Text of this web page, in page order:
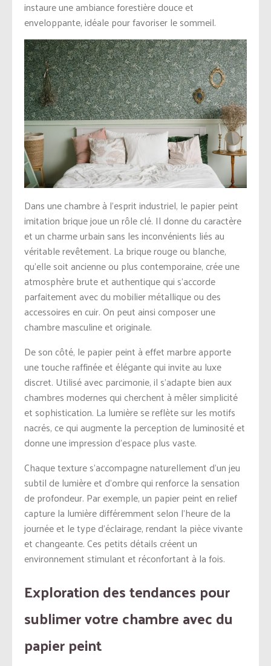
instaure une ambiance forestière douce et
enveloppante, idéale pour favoriser le sommeil.
Dans une chambre à l’esprit industriel, le papier peint
imitation brique joue un rôle clé. Il donne du caractère
et un charme urbain sans les inconvénients liés au
véritable revêtement. La brique rouge ou blanche,
qu’elle soit ancienne ou plus contemporaine, crée une
atmosphère brute et authentique qui s’accorde
parfaitement avec du mobilier métallique ou des
accessoires en cuir. On peut ainsi composer une
chambre masculine et originale.
De son côté, le papier peint à effet marbre apporte
une touche raffinée et élégante qui invite au luxe
discret. Utilisé avec parcimonie, il s’adapte bien aux
chambres modernes qui cherchent à mêler simplicité
et sophistication. La lumière se reflète sur les motifs
nacrés, ce qui augmente la perception de luminosité et
donne une impression d’espace plus vaste.
Chaque texture s’accompagne naturellement d’un jeu
subtil de lumière et d’ombre qui renforce la sensation
de profondeur. Par exemple, un papier peint en relief
capture la lumière différemment selon l’heure de la
journée et le type d’éclairage, rendant la pièce vivante
et changeante. Ces petits détails créent un
environnement stimulant et réconfortant à la fois.
Exploration des tendances pour
sublimer votre chambre avec du
papier peint